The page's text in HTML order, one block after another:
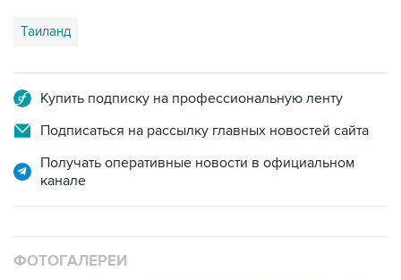
Таиланд
Купить подписку на профессиональную ленту
Подписаться на рассылку главных новостей сайта
Получать оперативные новости в официальном
канале
ФОТОГАЛЕРЕИ